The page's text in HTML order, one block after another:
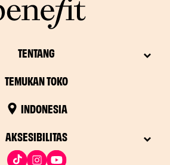
TENTANG
TEMUKAN TOKO
INDONESIA
AKSESIBILITAS